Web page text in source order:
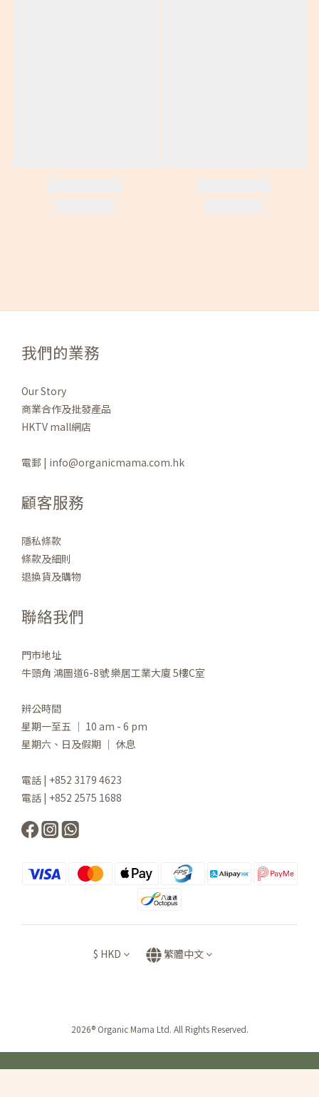
我們的業務
Our Story
商業合作及批發產品
HKTV mall網店
電郵 | info@organicmama.com.hk
顧客服務
隱私條款
條款及細則
退換貨及購物
聯絡我們
門市地址
牛頭角 鴻圖道6-8號 樂居工業大廈 5樓C室
辨公時間
星期一至五 ｜ 10 am - 6 pm
星期六、日及假期 ｜ 休息
電話 | +852 3179 4623
電話 | +852 2575 1688
$ HKD 繁體中文
2026® Organic Mama Ltd. All Rights Reserved.